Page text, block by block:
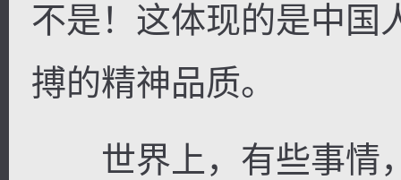
不是！这体现的是中国
搏的精神品质。
世界上，有些事情